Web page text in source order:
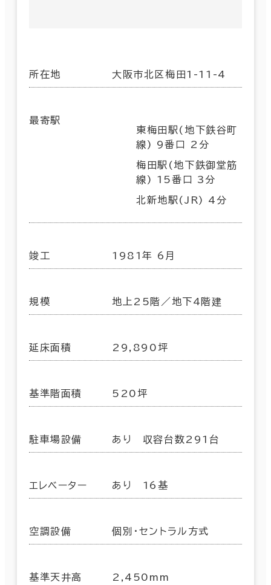
所在地 大阪市北区梅田1-11-4
最寄駅
東梅田駅(地下鉄谷町
線) 9番口 2分
梅田駅(地下鉄御堂筋
線) 15番口 3分
北新地駅(JR) 4分
竣工 1981年 6月
規模 地上25階／地下4階建
延床面積 29,890坪
基準階面積 520坪
駐車場設備 あり 収容台数291台
エレベーター あり 16基
空調設備 個別・セントラル方式
基準天井高 2,450mm